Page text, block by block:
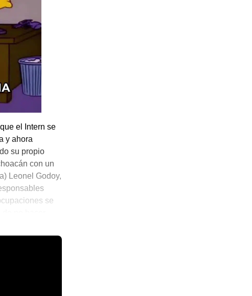
el Intern se
y ahora
su propio
con un
Leonel Godoy,
se